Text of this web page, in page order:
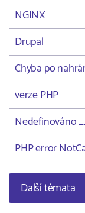
NGINX
Drupal
Chyba po
verze PHP
Nedefinováno
PHP error
Další témata